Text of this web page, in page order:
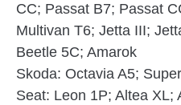
CC; Passat B7; Passat
Multivan T6; Jetta III;
Beetle 5C; Amarok
Skoda: Octavia A5;
Seat: Leon 1P; Altea XL;